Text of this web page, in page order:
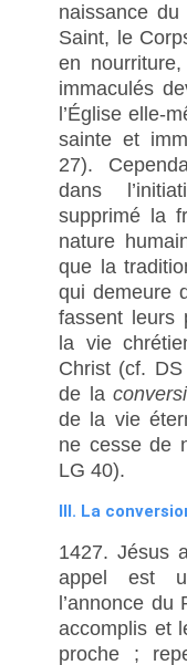
naissance du
Saint, le
en
immaculés
l’Église elle-
sainte et
27).
dans
supprimé la
nature
que la
qui demeure
fassent leurs
la vie
Christ (cf.
de la
de la vie
ne cesse de
LG 40).
III. La
1427. Jésus
appel est
l’annonce
accomplis et
proche ;